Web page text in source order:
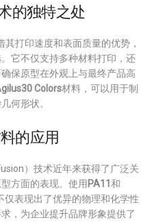
的独特之处
其打印速度和表面质量的优势，
它不仅支持多种材料打印，还
保原型在外观上与最终产品高
Colors材料，可以用于制
何形状。
的应用
）技术近年来获得了广泛关
方面的表现。使用 PA11 和
仅表现出了优异的物理和化学性
，为企业提升品牌形象提供了